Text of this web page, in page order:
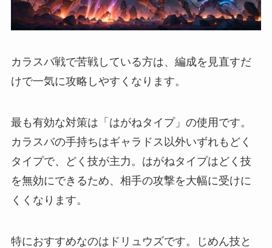
カラスバ戦で苦戦している方は、編成を見直すだ
けで一気に攻略しやすくなります。
最も有効な対策は「はがねタイプ」の使用です。
カラスバの手持ちはギャラドス以外いずれもどく
タイプで、どく技が主力。はがねタイプはどく技
を無効にできるため、相手の攻撃を大幅に受けに
くくなります。
特におすすめなのはドリュウズです。じめん技と